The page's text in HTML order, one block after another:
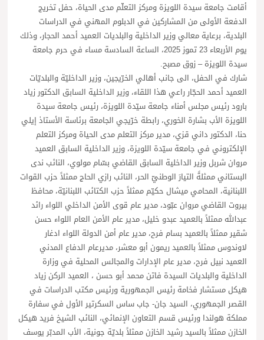
أقامت جامعة سيدة اللويزة ومركز التعلّم مدى الحياة، حفل تخريج
الدفعة الأولى من المشاركين في الدبلوم المهني في الدراسات
البلدية، برعاية معالي وزير الداخلية والبلديات العميد أحمد الحجار، وذلك
يوم الأربعاء 23 تموز 2025، الساعة السادسة مساء في حرم جامعة
سيدة اللويزة – زوق مصبح.
شارك في الحفل، الى جانب أهالي الخرّيجين، وزير الداخليّة والبلديّات
العميد أحمد الحجّار راعي هذا اللقاء، وزير الداخلية السابق الدكتور زياد
بارود رئيس مجلس أمناء جامعة سيّدة اللويزة، رئيس جامعة سيدة
اللويزة الأب بشارة الخوري، رابطة خرّيجي الجامعة برئاسة الأستاذ إيلي
حنا، الدكتور داني قزي، مدير مركز التعلم مدى الحياة ومركز التعلم
الإلكتروني في جامعة سيّدة اللويزة، وزير الداخلية السابق العميد
مروان شربل وزير الداخلية السابق القاضي بسّام مولوي، النائب ندى
البستاني ممثلةً التيارَ الوطنيّ الحر، النائب رازي الحاج ممثلاً حزب القوات
اللبنانية، المحامي ميشال حكيّم ممثلاً حزب الكتائب اللبنانيّة، محافظ
بيروت القاضي مروان عبّود، مدير عام قوى الأمن الداخلي اللواء رائد
عبدالله ممثلاً بالعميد عبدو خليل، مدير عام الأمن العام اللواء حسن
شقير ممثلاً بالعميد بسام فرح، مدير عام أمن الدولة اللواء ادغار
لاوندوس ممثلاً بالعميد ريمون أبو معشر، مديرعام الدفاع المدني
العميد نبيل فرح، مدير عام الإدارات والمجالس المحلية في وزارة
الداخلية والبلديات السيدة فاتن محمد أبو حسن ، العميد الركن زياد
هيكل مستشار فخامة رئيس الجمهورية ورئيس مكتب الدراسات في
القصر الجمهوري، السيد جان- جاب ساس السكرتير الأول في سفارة
مملكة هولندا ورئيس قسم التعاون الإنمائي، النائب الشيخ فريد هيكل
الخازن ممثلاً بالسيد رشيد الخازن ممثلاً بلديّة جونية، الأب المدبّر يوسف